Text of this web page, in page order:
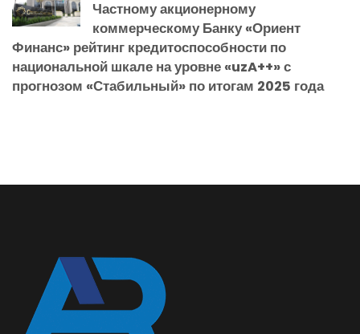
Частному акционерному
коммерческому Банку «Ориент
Финанс» рейтинг кредитоспособности по
национальной шкале на уровне «uzA++» с
прогнозом «Стабильный» по итогам 2025 года